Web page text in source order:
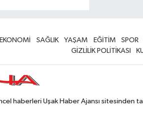
EKONOMİ SAĞLIK YAŞAM EĞİTİM SPOR
GİZLİLİK POLİTİKASI
haberleri Uşak Haber Ajansı sitesinden